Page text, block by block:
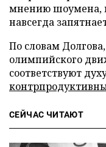
мнению шоумена,
навсегда
По словам
олимпийского
соответствуют
СЕЙЧАС ЧИТАЮТ